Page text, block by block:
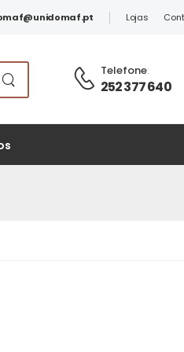
Lojas
Telefone:
252 377 640